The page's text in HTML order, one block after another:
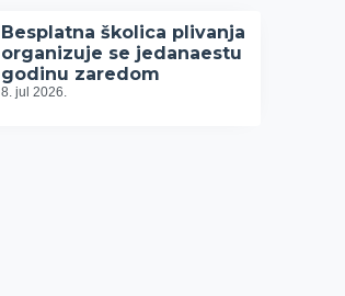
Besplatna školica plivanja
organizuje se jedanaestu
godinu zaredom
8. jul 2026.